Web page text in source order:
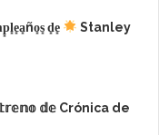
d͙e͙
Stanley
𝕕𝕖 Crónica de